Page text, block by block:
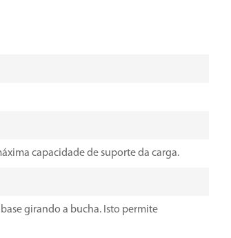
capacidade de suporte da carga.
girando a bucha. Isto permite